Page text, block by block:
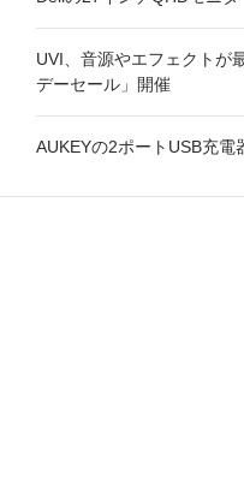
UVI、音源やエフェクトが
デーセール」開催
AUKEYの2ポートUSB充電